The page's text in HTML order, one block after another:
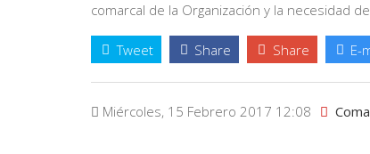
comarcal de la Organización y la necesidad
Tweet Share Share E-
Miércoles, 15 Febrero 2017 12:08